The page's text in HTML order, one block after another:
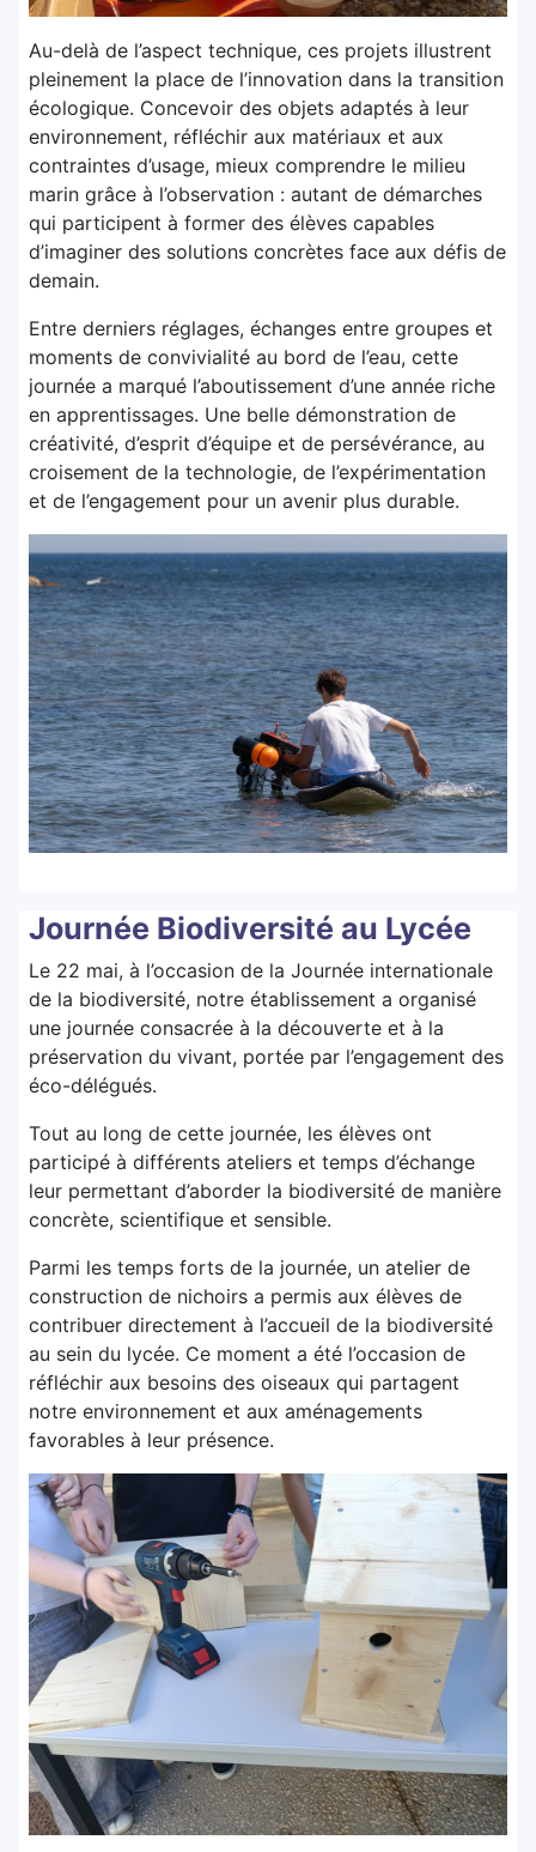
Au-delà de l’aspect technique, ces projets illustrent
pleinement la place de l’innovation dans la transition
écologique. Concevoir des objets adaptés à leur
environnement, réfléchir aux matériaux et aux
contraintes d’usage, mieux comprendre le milieu
marin grâce à l’observation : autant de démarches
qui participent à former des élèves capables
d’imaginer des solutions concrètes face aux défis de
demain.
Entre derniers réglages, échanges entre groupes et
moments de convivialité au bord de l’eau, cette
journée a marqué l’aboutissement d’une année riche
en apprentissages. Une belle démonstration de
créativité, d’esprit d’équipe et de persévérance, au
croisement de la technologie, de l’expérimentation
et de l’engagement pour un avenir plus durable.
Journée Biodiversité au Lycée
Le 22 mai, à l’occasion de la Journée internationale
de la biodiversité, notre établissement a organisé
une journée consacrée à la découverte et à la
préservation du vivant, portée par l’engagement des
éco-délégués.
Tout au long de cette journée, les élèves ont
participé à différents ateliers et temps d’échange
leur permettant d’aborder la biodiversité de manière
concrète, scientifique et sensible.
Parmi les temps forts de la journée, un atelier de
construction de nichoirs a permis aux élèves de
contribuer directement à l’accueil de la biodiversité
au sein du lycée. Ce moment a été l’occasion de
réfléchir aux besoins des oiseaux qui partagent
notre environnement et aux aménagements
favorables à leur présence.